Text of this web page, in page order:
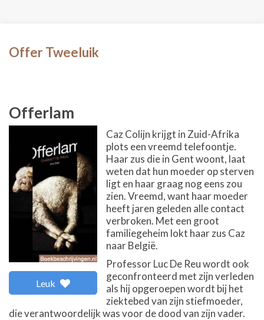
Offer Tweeluik
Offerlam
Leuk
Caz Colijn krijgt in Zuid-Afrika
plots een vreemd telefoontje.
Haar zus die in Gent woont, laat
weten dat hun moeder op sterven
ligt en haar graag nog eens zou
zien. Vreemd, want haar moeder
heeft jaren geleden alle contact
verbroken. Met een groot
familiegeheim lokt haar zus Caz
naar België.
Professor Luc De Reu wordt ook
geconfronteerd met zijn verleden
als hij opgeroepen wordt bij het
ziektebed van zijn stiefmoeder,
die verantwoordelijk was voor de dood van zijn vader.